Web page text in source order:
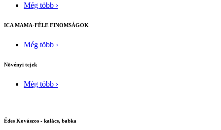
Még több ›
ICA MAMA-FÉLE FINOMSÁGOK
Még több ›
Növényi tejek
Még több ›
Édes Kovászos - kalács, babka